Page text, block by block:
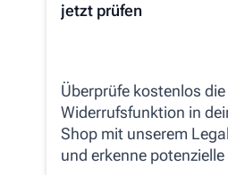
jetzt prüfen
Überprüfe kostenlos
Widerrufsfunktion in
Shop mit unserem
und erkenne